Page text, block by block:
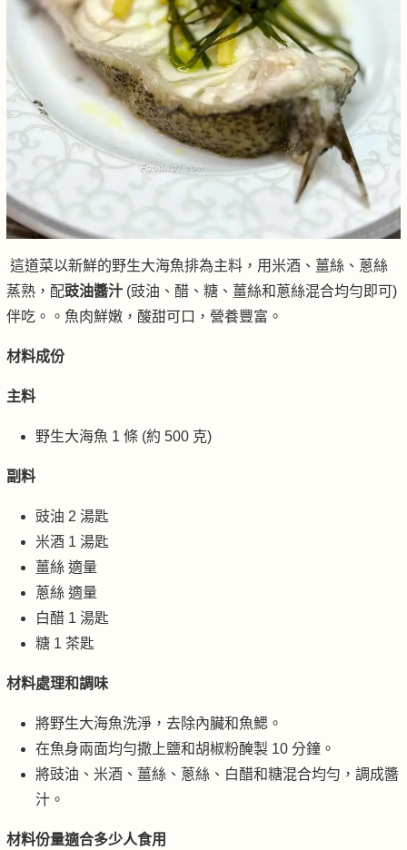
這道菜以新鮮的野生大海魚排為主料，用米酒、薑絲、蔥絲
蒸熟，配豉油醬汁 (豉油、醋、糖、薑絲和蔥絲混合均勻即可)
伴吃。。魚肉鮮嫩，酸甜可口，營養豐富。
材料成份
主料
野生大海魚 1 條 (約 500 克)
副料
豉油 2 湯匙
米酒 1 湯匙
薑絲 適量
蔥絲 適量
白醋 1 湯匙
糖 1 茶匙
材料處理和調味
將野生大海魚洗淨，去除內臟和魚鰓。
在魚身兩面均勻撒上鹽和胡椒粉醃製 10 分鐘。
將豉油、米酒、薑絲、蔥絲、白醋和糖混合均勻，調成醬
汁。
材料份量適合多少人食用